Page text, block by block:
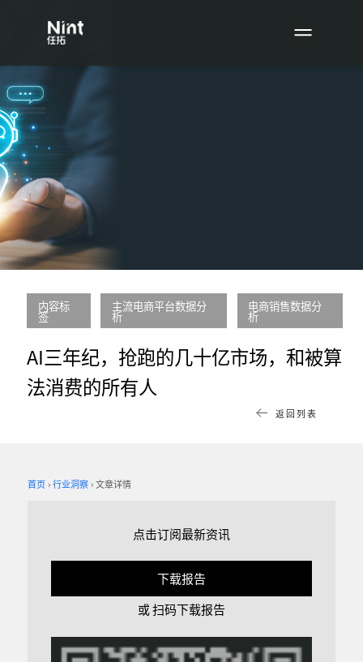
返回列表
AI三年纪，抢跑的几十亿市场，和被算
法消费的所有人
内容标
签
主流电商平台数据分
析
电商销售数据分
析
首页 行业洞察 文章详情
点击订阅最新资讯
下载报告
或 扫码下载报告